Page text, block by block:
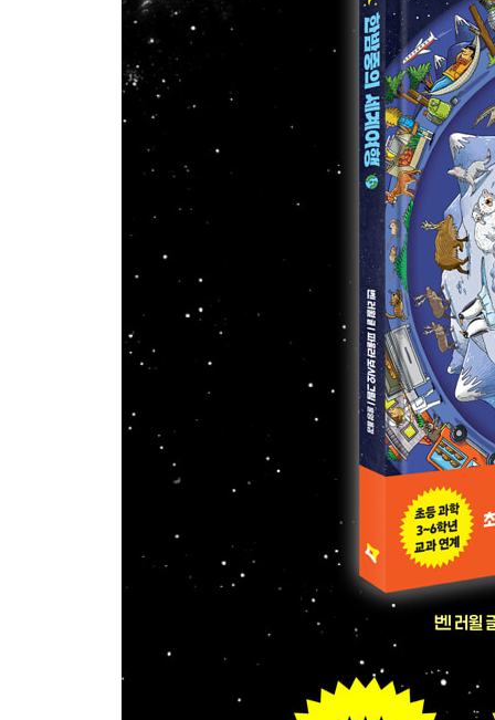
사바나
아프리카 사자
사막의 기온
아라비아 사막
지구의 끝
극지방의 밤
북극광
남극 대륙
도시에 사는 동물
영국 런던
도시의 밤
시궁쥐
사람이 잠자는 곳
전기 불빛
밤이 낮으로 변해 갈 때